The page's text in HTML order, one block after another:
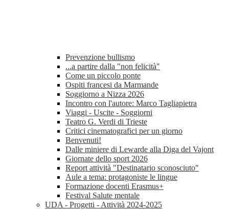
Prevenzione bullismo
...a partire dalla "non felicità"
Come un piccolo ponte
Ospiti francesi da Marmande
Soggiorno a Nizza 2026
Incontro con l'autore: Marco Tagliapietra
Viaggi - Uscite - Soggiorni
Teatro G. Verdi di Trieste
Critici cinematografici per un giorno
Benvenuti!
Dalle miniere di Lewarde alla Diga del Vajont
Giornate dello sport 2026
Report attività "Destinatario sconosciuto"
Aule a tema: protagoniste le lingue
Formazione docenti Erasmus+
Festival Salute mentale
UDA - Progetti - Attività 2024-2025